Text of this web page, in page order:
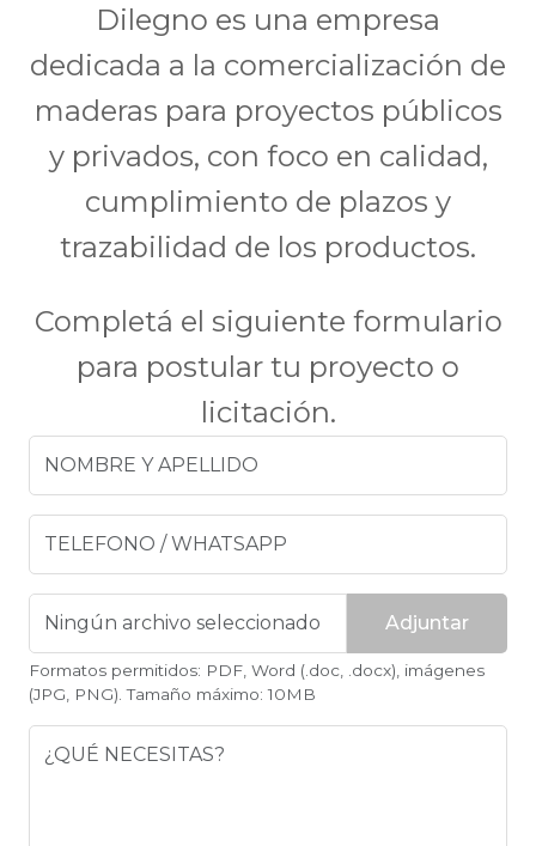
Dilegno es una empresa
dedicada a la comercialización de
maderas para proyectos públicos
y privados, con foco en calidad,
cumplimiento de plazos y
trazabilidad de los productos.
Completá el siguiente formulario
para postular tu proyecto o
licitación.
Adjuntar
Formatos permitidos: PDF, Word (.doc, .docx), imágenes
(JPG, PNG). Tamaño máximo: 10MB